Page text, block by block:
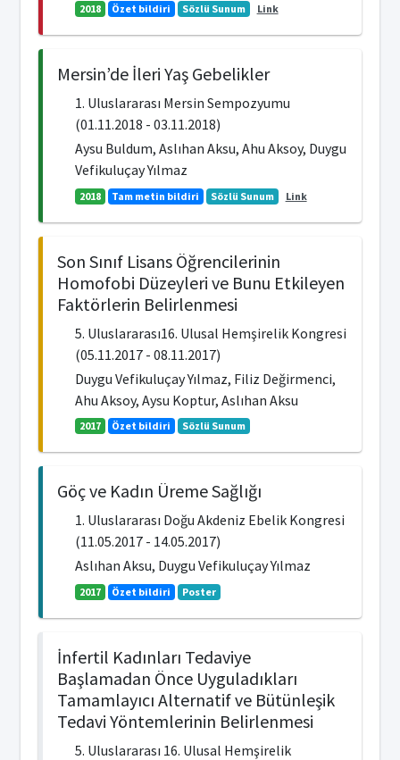
2018 Özet bildiri Sözlü Sunum Link
Mersin’de İleri Yaş Gebelikler
1. Uluslararası Mersin Sempozyumu
(01.11.2018 - 03.11.2018)
Aysu Buldum, Aslıhan Aksu, Ahu Aksoy, Duygu
Vefikuluçay Yılmaz
2018 Tam metin bildiri Sözlü Sunum Link
Son Sınıf Lisans Öğrencilerinin
Homofobi Düzeyleri ve Bunu Etkileyen
Faktörlerin Belirlenmesi
5. Uluslararası16. Ulusal Hemşirelik Kongresi
(05.11.2017 - 08.11.2017)
Duygu Vefikuluçay Yılmaz, Filiz Değirmenci,
Ahu Aksoy, Aysu Koptur, Aslıhan Aksu
2017 Özet bildiri Sözlü Sunum
Göç ve Kadın Üreme Sağlığı
1. Uluslararası Doğu Akdeniz Ebelik Kongresi
(11.05.2017 - 14.05.2017)
Aslıhan Aksu, Duygu Vefikuluçay Yılmaz
2017 Özet bildiri Poster
İnfertil Kadınları Tedaviye
Başlamadan Önce Uyguladıkları
Tamamlayıcı Alternatif ve Bütünleşik
Tedavi Yöntemlerinin Belirlenmesi
5. Uluslararası 16. Ulusal Hemşirelik